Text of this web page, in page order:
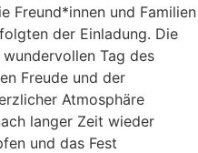
Freund*innen und Familien
der Einladung. Die
Tag des
Freude und der
Atmosphäre
langer Zeit wieder
und das Fest